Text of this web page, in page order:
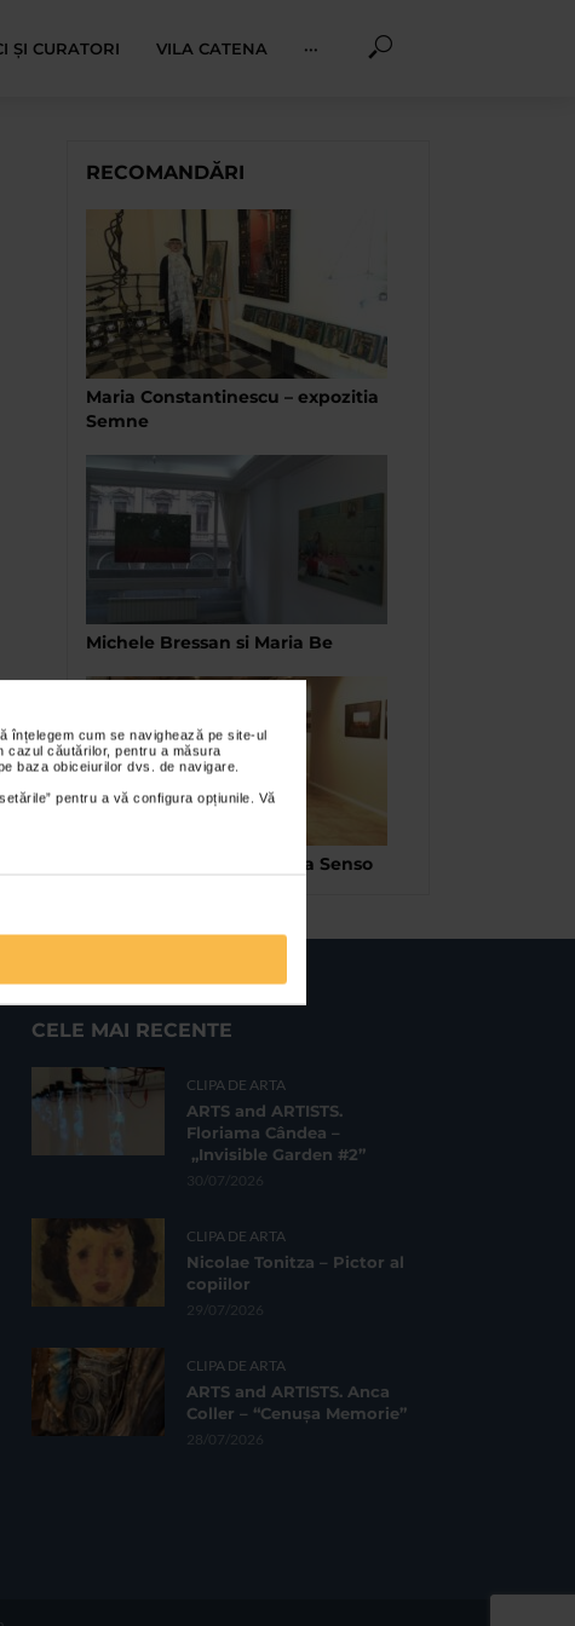
înțelegem cum se navighează pe site-ul
cazul căutărilor, pentru a măsura
baza obiceiurilor dvs. de navigare.
pentru a vă configura opțiunile. Vă
ȘI CURATORI VILA CATENA ···
RECOMANDĂRI
Maria Constantinescu – expozitia
Semne
Michele Bressan si Maria Be
Castele de nisip la Galeria Senso
CELE MAI RECENTE
CLIPA DE ARTA
ARTS and ARTISTS.
Floriama Cândea –
„Invisible Garden #2”
30/07/2026
CLIPA DE ARTA
Nicolae Tonitza – Pictor al
copiilor
29/07/2026
CLIPA DE ARTA
ARTS and ARTISTS. Anca
Coller – “Cenușa Memorie”
28/07/2026